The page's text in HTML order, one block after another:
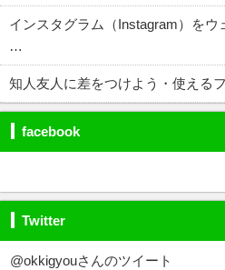
インスタグラム（Instagram）をウ
…
知人友人に差をつけよう・使える
facebook
Twitter
@okkigyouさんのツイート